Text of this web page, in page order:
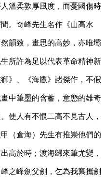
溫柔敦厚風度，而憂國傷時
。奇峰先生名作《山高水
韻致，畫思的高妙，亦唯壩
所許為足以代表革命精神新
》、《海鷹》諸傑作，不假
中筆墨的含蓄，意態的雄奇
使人有不恨二高不見古人，
（倉海）先生有推崇他們的
高於時；渡海歸來筆尤變，
之峰劍父劍，乞為我寫攜劍